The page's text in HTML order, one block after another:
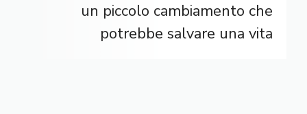
un piccolo cambiamento che
potrebbe salvare una vita